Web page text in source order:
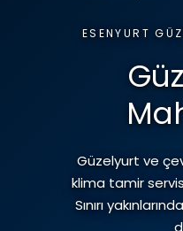
Klima Tamiri
Klima Montajı
Kombi Bakımı
Kombi Tamiri
Hizmetler
Hakkımızda
ESENYURT
Güzelyurt ve
klima tamir
Sınırı